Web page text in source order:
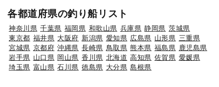
各都道府県の釣り船リスト
神奈川県 千葉県 福岡県 和歌山県 兵庫県 静岡県 茨城県
東京都 福井県 大阪府 新潟県 愛知県 広島県 山形県 三重県
宮城県 京都府 沖縄県 長崎県 鳥取県 熊本県 福島県
鹿児島県
岩手県 山口県 岡山県 香川県 北海道 高知県 佐賀県 愛媛県
埼玉県 富山県 石川県 徳島県 大分県 島根県